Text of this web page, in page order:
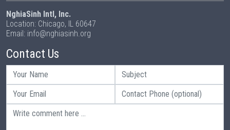
NghiaSinh Intl, Inc.
Location: Chicago, IL 60647
Email: info@nghiasinh.org
Contact Us